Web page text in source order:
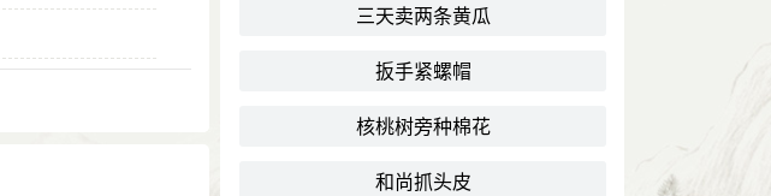
三天卖两条黄瓜
扳手紧螺帽
核桃树旁种棉花
和尚抓头皮